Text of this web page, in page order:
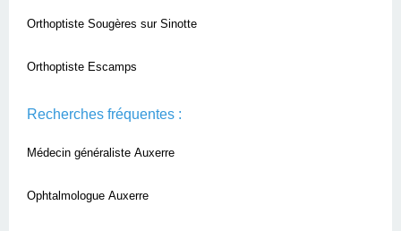
Orthoptiste Sougères sur Sinotte
Orthoptiste Escamps
Recherches fréquentes :
Médecin généraliste Auxerre
Ophtalmologue Auxerre